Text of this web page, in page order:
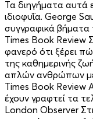
Τα διηγήματα αυτά
ιδιοφυΐα. George
συγγραφικά
Times Book Review
φανερό ότι ξέρει
της καθημερινής
απλών ανθρώπων με
Times Book Review
έχουν γραφτεί τα
London Observer